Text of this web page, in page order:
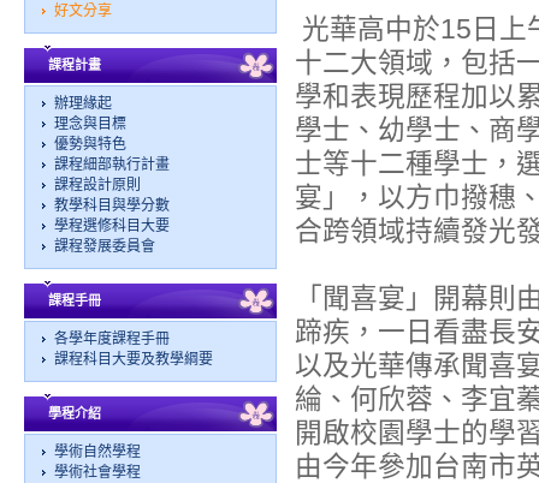
好文分享
課程計畫
辦理緣起
理念與目標
優勢與特色
課程細部執行計畫
課程設計原則
教學科目與學分數
學程選修科目大要
課程發展委員會
課程手冊
各學年度課程手冊
課程科目大要及教學綱要
學程介紹
學術自然學程
學術社會學程
光華高中於15日上
十二大領域，包括
學和表現歷程加以
學士、幼學士、商
士等十二種學士，
宴」，以方巾撥穗
合跨領域持續發光
「聞喜宴」開幕則
蹄疾，一日看盡長
以及光華傳承聞喜
綸、何欣蓉、李宜
開啟校園學士的學
由今年參加台南市